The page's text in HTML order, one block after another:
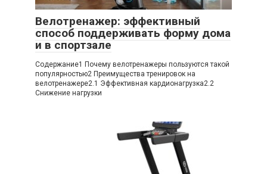
Велотренажер: эффективный
способ поддерживать форму дома
и в спортзале
Содержание1 Почему велотренажеры пользуются такой
популярностью2 Преимущества тренировок на
велотренажере2.1 Эффективная кардионагрузка2.2
Снижение нагрузки